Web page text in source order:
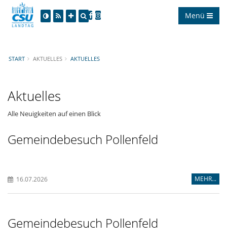
Menü
START AKTUELLES AKTUELLES
Aktuelles
Alle Neuigkeiten auf einen Blick
Gemeindebesuch Pollenfeld
16.07.2026 MEHR...
Gemeindebesuch Pollenfeld